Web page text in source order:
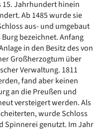
15. Jahrhundert hinein
Ab 1485 wurde sie
aus- und umgebaut
bezeichnet. Anfang
in den Besitz des von
Großherzogtum über
Verwaltung. 1811
fand aber keinen
an die Preußen und
versteigert werden. Als
wurde Schloss
Spinnerei genutzt. Im Jahr